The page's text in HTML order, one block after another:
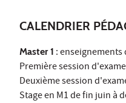
CALENDRIER
Master 1 :
Première session
Deuxième session
Stage en M1 de fin juin à